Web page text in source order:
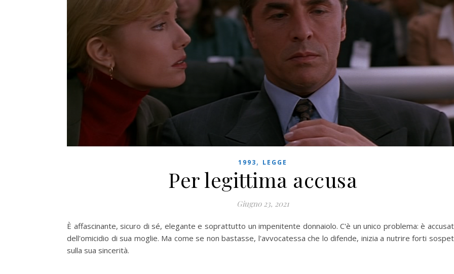
1993, LEGGE
Per legittima accusa
Giugno 23, 2021
È affascinante, sicuro di sé, elegante e soprattutto un impenitente donnaiolo. C'è un unico problema: è
dell'omicidio di sua moglie. Ma come se non bastasse, l'avvocatessa che lo difende, inizia a nutrire forti
sulla sua sincerità.